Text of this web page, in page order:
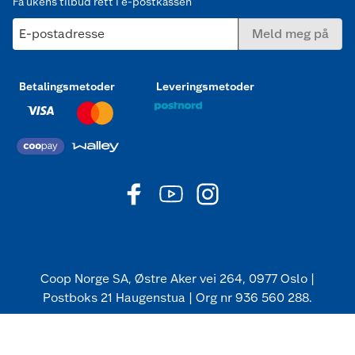
E-postadresse Meld meg på
Betalingsmetoder Leveringsmetoder
Coop Norge SA, Østre Aker vei 264, 0977 Oslo |
Postboks 21 Haugenstua | Org nr 936 560 288.